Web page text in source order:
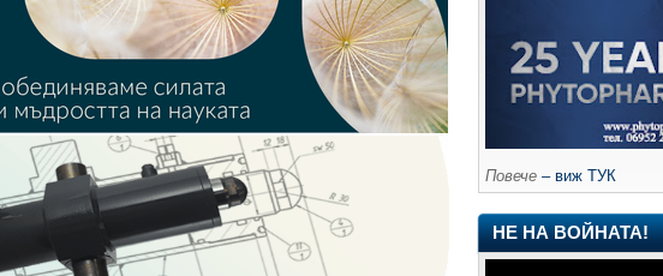
Повече – виж ТУК
НЕ НА ВОЙНАТА!